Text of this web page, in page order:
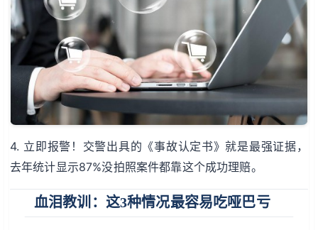
4. 立即报警！交警出具的《事故认定书》就是最强证据，
去年统计显示87%没拍照案件都靠这个成功理赔。
血泪教训：这3种情况最容易吃哑巴亏